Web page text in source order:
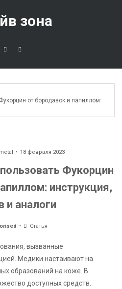
зона
от бородавок и папиллом:
18 февраля 2023
Фукорцин
инструкция,
и аналоги
Статья
вызванные
Медики настаивают на
образований на коже. В
доступных средств.